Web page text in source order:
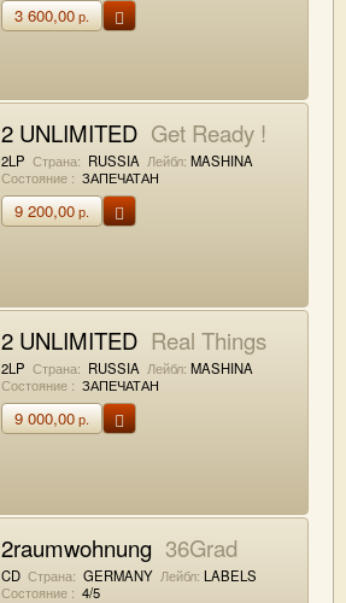
3 600,00р.
2 UNLIMITED Get Ready !
2LP Страна: RUSSIA Лейбл: MASHINA
Состояние : ЗАПЕЧАТАН
9 200,00р.
2 UNLIMITED Real Things
2LP Страна: RUSSIA Лейбл: MASHINA
Состояние : ЗАПЕЧАТАН
9 000,00р.
2raumwohnung 36Grad
CD Страна: GERMANY Лейбл: LABELS
Состояние : 4/5